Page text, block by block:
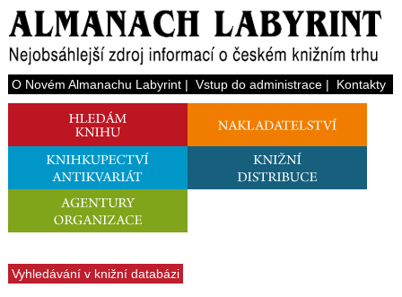
O Novém Almanachu Labyrint| Vstup do administrace| Kontakty
Vyhledávání v knižní databázi